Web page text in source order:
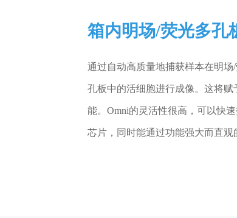
通过自动高质量地捕获样本在明
孔板中的活细胞进行成像。这将
能。Omni的灵活性很高，可以快
芯片，同时能通过功能强大而直观
箱内明场/荧光多孔